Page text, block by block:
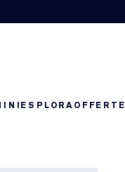
ESPLORAOFFERTE